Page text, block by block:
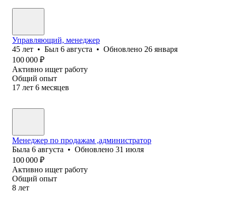
Управляющий, менеджер
45 лет • Был 6 августа • Обновлено 26 января
100 000 ₽
Активно ищет работу
Общий опыт
17 лет 6 месяцев
Менеджер по продажам ,администратор
Была 6 августа • Обновлено 31 июля
100 000 ₽
Активно ищет работу
Общий опыт
8 лет